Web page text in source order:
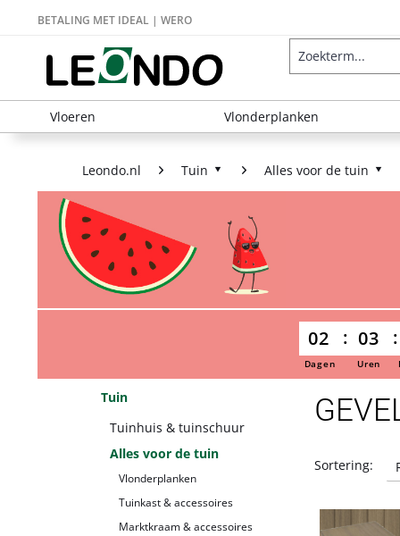
BETALING MET IDEAL | WERO
Vloeren Vlonderplanken
Leondo.nl Tuin Alles voor de tuin
02 03
Dagen Uren
Tuin
Tuinhuis & tuinschuur
Alles voor de tuin
Vlonderplanken
Tuinkast & accessoires
Marktkraam & accessoires
Sortering: